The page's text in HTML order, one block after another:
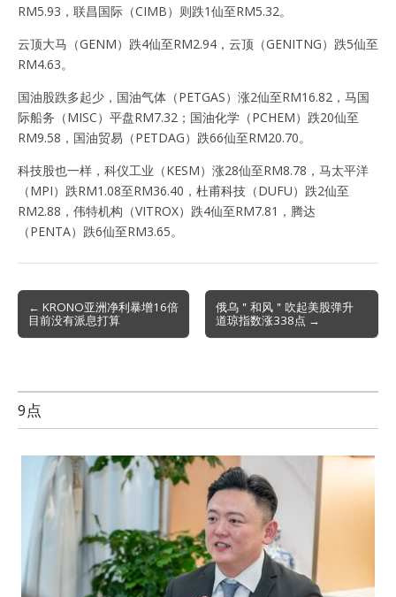
RM5.93，联昌国际（CIMB）则跌1仙至RM5.32。
云顶大马（GENM）跌4仙至RM2.94，云顶（GENITNG）跌5仙至
RM4.63。
国油股跌多起少，国油气体（PETGAS）涨2仙至RM16.82，马国
际船务（MISC）平盘RM7.32；国油化学（PCHEM）跌20仙至
RM9.58，国油贸易（PETDAG）跌66仙至RM20.70。
科技股也一样，科仪工业（KESM）涨28仙至RM8.78，马太平洋
（MPI）跌RM1.08至RM36.40，杜甫科技（DUFU）跌2仙至
RM2.88，伟特机构（VITROX）跌4仙至RM7.81，腾达
（PENTA）跌6仙至RM3.65。
Post
navigation
← KRONO亚洲净利暴增16倍
目前没有派息打算
俄乌＂和风＂吹起美股弹升
道琼指数涨338点 →
9点